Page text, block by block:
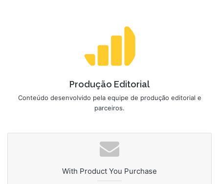
Produção Editorial
Conteúdo desenvolvido pela equipe de produção editorial e
parceiros.
With Product You Purchase